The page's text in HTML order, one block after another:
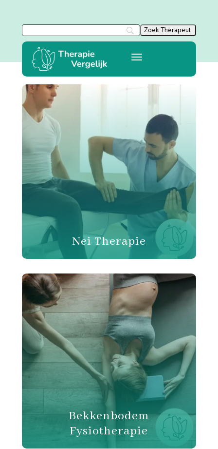
Nei Therapie
Bekkenbodem
Fysiotherapie